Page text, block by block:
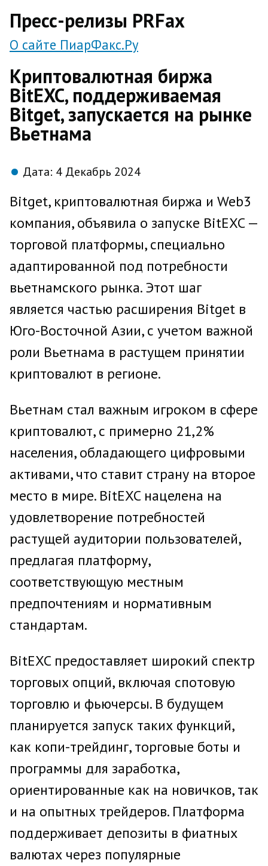
Пресс-релизы PRFax
О сайте ПиарФакс.Ру
Криптовалютная биржа
BitEXC, поддерживаемая
Bitget, запускается на рынке
Вьетнама
Дата: 4 Декабрь 2024
Bitget, криптовалютная биржа и Web3
компания, объявила о запуске BitEXC —
торговой платформы, специально
адаптированной под потребности
вьетнамского рынка. Этот шаг
является частью расширения Bitget в
Юго-Восточной Азии, с учетом важной
роли Вьетнама в растущем принятии
криптовалют в регионе.
Вьетнам стал важным игроком в сфере
криптовалют, с примерно 21,2%
населения, обладающего цифровыми
активами, что ставит страну на второе
место в мире. BitEXC нацелена на
удовлетворение потребностей
растущей аудитории пользователей,
предлагая платформу,
соответствующую местным
предпочтениям и нормативным
стандартам.
BitEXC предоставляет широкий спектр
торговых опций, включая спотовую
торговлю и фьючерсы. В будущем
планируется запуск таких функций,
как копи-трейдинг, торговые боты и
программы для заработка,
ориентированные как на новичков, так
и на опытных трейдеров. Платформа
поддерживает депозиты в фиатных
валютах через популярные